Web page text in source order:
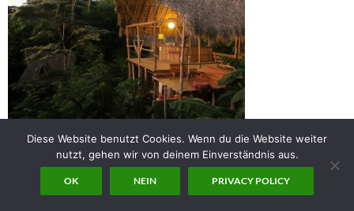
CLANDESTINO
Im Luxussegment kann ich mich wirklich nicht entscheiden, es
Diese Website benutzt Cookies. Wenn du die Website weiter
nutzt, gehen wir von deinem Einverständnis aus.
OK NEIN PRIVACY POLICY